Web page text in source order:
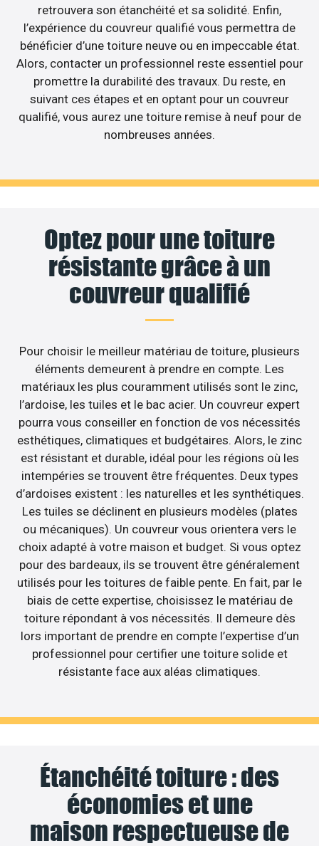
retrouvera son étanchéité et sa solidité. Enfin,
l’expérience du couvreur qualifié vous permettra de
bénéficier d’une toiture neuve ou en impeccable état.
Alors, contacter un professionnel reste essentiel pour
promettre la durabilité des travaux. Du reste, en
suivant ces étapes et en optant pour un couvreur
qualifié, vous aurez une toiture remise à neuf pour de
nombreuses années.
Optez pour une toiture
résistante grâce à un
couvreur qualifié
Pour choisir le meilleur matériau de toiture, plusieurs
éléments demeurent à prendre en compte. Les
matériaux les plus couramment utilisés sont le zinc,
l’ardoise, les tuiles et le bac acier. Un couvreur expert
pourra vous conseiller en fonction de vos nécessités
esthétiques, climatiques et budgétaires. Alors, le zinc
est résistant et durable, idéal pour les régions où les
intempéries se trouvent être fréquentes. Deux types
d’ardoises existent : les naturelles et les synthétiques.
Les tuiles se déclinent en plusieurs modèles (plates
ou mécaniques). Un couvreur vous orientera vers le
choix adapté à votre maison et budget. Si vous optez
pour des bardeaux, ils se trouvent être généralement
utilisés pour les toitures de faible pente. En fait, par le
biais de cette expertise, choisissez le matériau de
toiture répondant à vos nécessités. Il demeure dès
lors important de prendre en compte l’expertise d’un
professionnel pour certifier une toiture solide et
résistante face aux aléas climatiques.
Étanchéité toiture : des
économies et une
maison respectueuse de